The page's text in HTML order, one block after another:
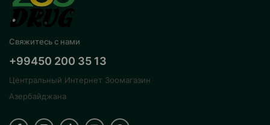
Свяжитесь с нами
+99450 200 35 13
Центральный Интернет Зоомагазин
Азербайджана